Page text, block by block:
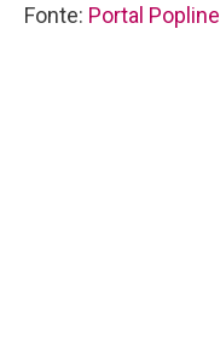
Fonte: Portal Popline